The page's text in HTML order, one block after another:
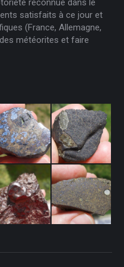
satisfaits à ce jour et
(France, Allemagne,
météorites et faire